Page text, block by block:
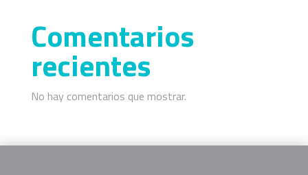
Comentarios
recientes
No hay comentarios que mostrar.